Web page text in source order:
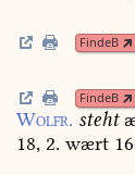
FindeB
FindeB
Wolfr. steht
18, 2. wært